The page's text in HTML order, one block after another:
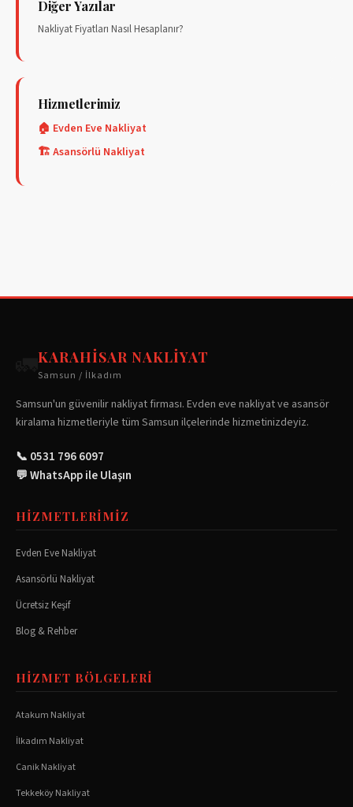
Diğer Yazılar
Nakliyat Fiyatları Nasıl Hesaplanır?
Hizmetlerimiz
🏠 Evden Eve Nakliyat
🏗️ Asansörlü Nakliyat
KARAHISAR NAKLIYAT
Samsun / İlkadım
Samsun'un güvenilir nakliyat firması. Evden eve nakliyat ve asansör
kiralama hizmetleriyle tüm Samsun ilçelerinde hizmetinizdeyiz.
📞 0531 796 6097
💬 WhatsApp ile Ulaşın
HIZMETLERIMIZ
Evden Eve Nakliyat
Asansörlü Nakliyat
Ücretsiz Keşif
Blog & Rehber
HIZMET BÖLGELERI
Atakum Nakliyat
İlkadım Nakliyat
CanikNakliyat
TekkeköyNakliyat